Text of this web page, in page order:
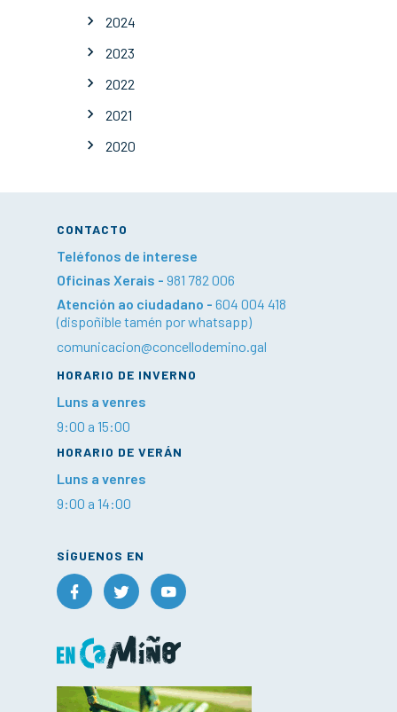
2024
2023
2022
2021
2020
CONTACTO
Teléfonos de interese
Oficinas Xerais - 981 782 006
Atención ao ciudadano - 604 004 418
(dispoñible tamén por whatsapp)
comunicacion@concellodemino.gal
HORARIO DE INVERNO
Luns a venres
9:00 a 15:00
HORARIO DE VERÁN
Luns a venres
9:00 a 14:00
SÍGUENOS EN